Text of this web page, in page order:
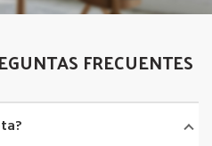
FRECUENTES